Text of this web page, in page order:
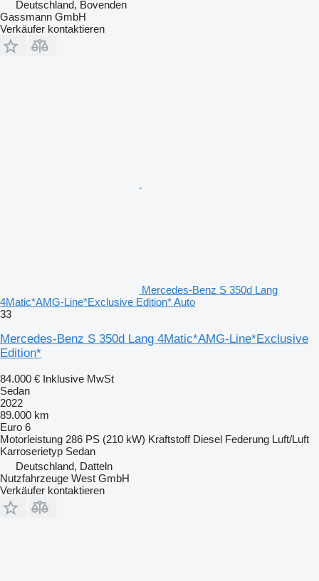
Deutschland, Bovenden
Gassmann GmbH
Verkäufer kontaktieren
Mercedes-Benz S 350d Lang
4Matic*AMG-Line*Exclusive Edition* Auto
33
Mercedes-Benz S 350d Lang 4Matic*AMG-Line*Exclusive
Edition*
84.000 € Inklusive MwSt
Sedan
2022
89.000 km
Euro 6
Motorleistung 286 PS (210 kW) Kraftstoff Diesel Federung Luft/Luft
Karroserietyp Sedan
Deutschland, Datteln
Nutzfahrzeuge West GmbH
Verkäufer kontaktieren